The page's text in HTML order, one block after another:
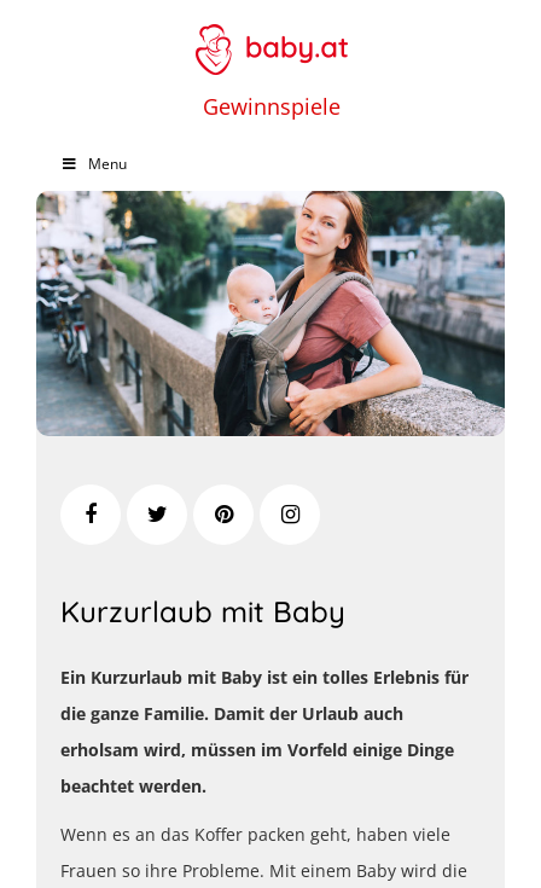
Gewinnspiele
Menu
Kurzurlaub mit Baby
Ein Kurzurlaub mit Baby ist ein tolles Erlebnis für
die ganze Familie. Damit der Urlaub auch
erholsam wird, müssen im Vorfeld einige Dinge
beachtet werden.
Wenn es an das Koffer packen geht, haben viele
Frauen so ihre Probleme. Mit einem Baby wird die